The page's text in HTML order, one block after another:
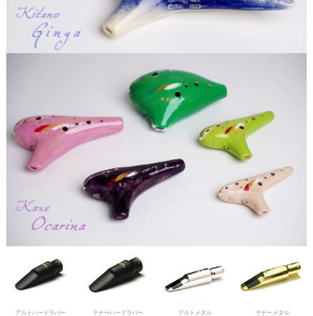
アルトハードラバー テナーハードラバー アルトメタル テナーメタル